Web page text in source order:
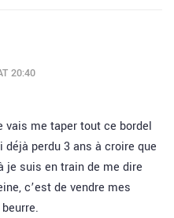
20:40
vais me taper tout ce bordel
déjà perdu 3 ans à croire que
je suis en train de me dire
c’est de vendre mes